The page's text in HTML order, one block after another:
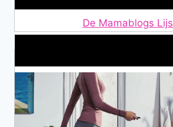
De Mamablogs